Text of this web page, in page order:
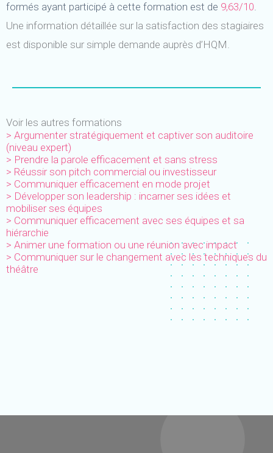
formés ayant participé à cette formation est de 9,63/10.
Une information détaillée sur la satisfaction des stagiaires
est disponible sur simple demande auprès d’HQM.
Voir les autres formations
> Argumenter stratégiquement et captiver son auditoire
(niveau expert)
> Prendre la parole efficacement et sans stress
> Réussir son pitch commercial ou investisseur
> Communiquer efficacement en mode projet
> Développer son leadership : incarner ses idées et
mobiliser ses équipes
> Communiquer efficacement avec ses équipes et sa
hiérarchie
> Animer une formation ou une réunion avec impact
> Communiquer sur le changement avec les techniques du
théâtre